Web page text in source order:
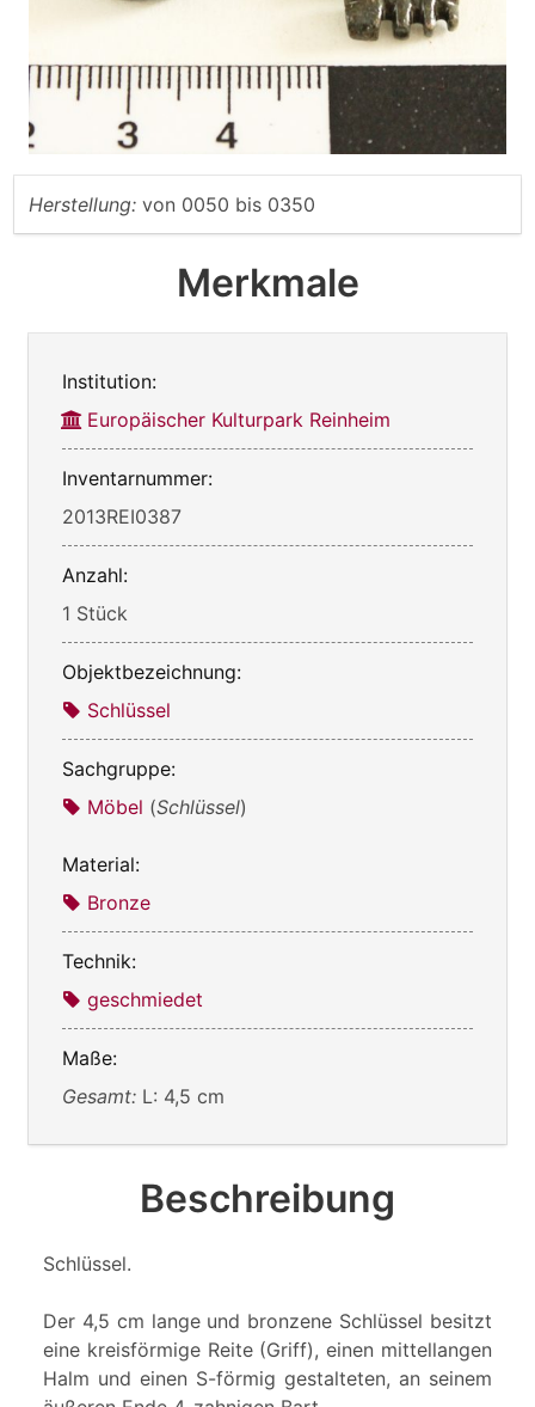
Herstellung: von 0050 bis 0350
Merkmale
Institution:
Europäischer Kulturpark Reinheim
Inventarnummer:
2013REI0387
Anzahl:
1 Stück
Objektbezeichnung:
Schlüssel
Sachgruppe:
Möbel (Schlüssel)
Material:
Bronze
Technik:
geschmiedet
Maße:
Gesamt: L: 4,5 cm
Beschreibung
Schlüssel.
Der 4,5 cm lange und bronzene Schlüssel besitzt
eine kreisförmige Reite (Griff), einen mittellangen
Halm und einen S-förmig gestalteten, an seinem